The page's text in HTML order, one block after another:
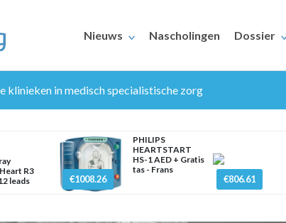
Nieuws Nascholingen Dossier
klinieken in medisch specialistische zorg
R3
leads
€1008.26
PHILIPS
HEARTSTART
HS-1 AED + Gratis
tas - Frans
€806.61